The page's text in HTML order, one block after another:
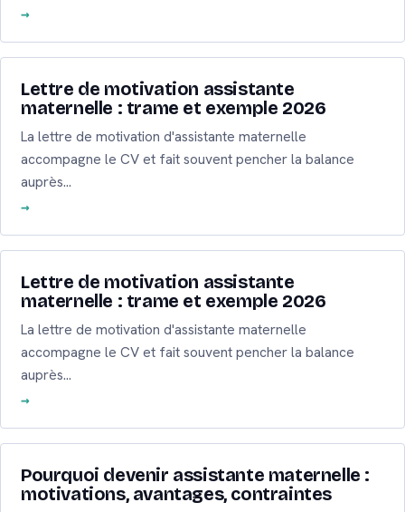
Lettre de motivation assistante
maternelle : trame et exemple 2026
La lettre de motivation d'assistante maternelle
accompagne le CV et fait souvent pencher la balance
auprès…
Lettre de motivation assistante
maternelle : trame et exemple 2026
La lettre de motivation d'assistante maternelle
accompagne le CV et fait souvent pencher la balance
auprès…
Pourquoi devenir assistante maternelle :
motivations, avantages, contraintes